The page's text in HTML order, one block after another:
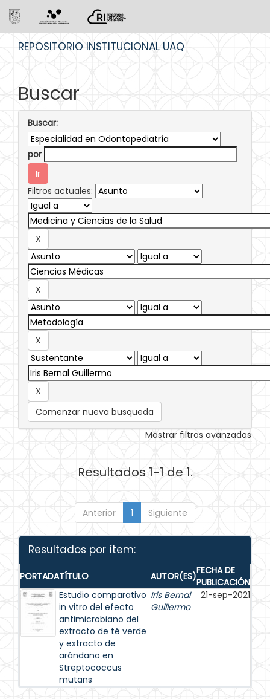
REPOSITORIO INSTITUCIONAL UAQ
Buscar
Buscar:
por
Filtros actuales:
Comenzar nueva busqueda
Mostrar filtros avanzados
Resultados 1-1 de 1.
Anterior 1 Siguiente
Resultados por ítem:
PORTADATÍTULO AUTOR(ES)FECHA DE
PUBLICACIÓN
Estudio comparativo
in vitro del efecto
antimicrobiano del
extracto de té verde
y extracto de
arándano en
Streptococcus
mutans
Iris Bernal
Guillermo
21-sep-2021